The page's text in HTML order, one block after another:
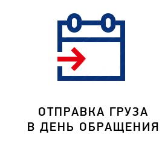
ОТПРАВКА ГРУЗА
В ДЕНЬ ОБРАЩЕНИЯ